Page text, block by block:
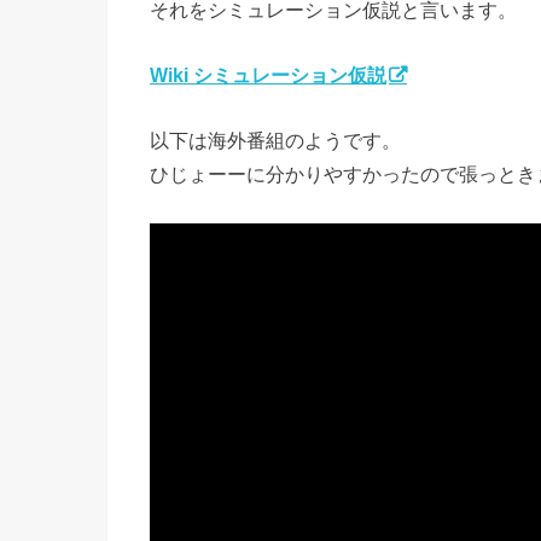
それをシミュレーション仮説と言います。
Wiki シミュレーション仮説
以下は海外番組のようです。
ひじょーーに分かりやすかったので張っとき